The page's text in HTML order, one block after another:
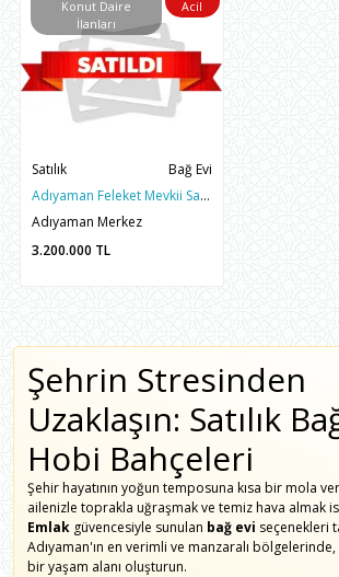
Konut Daire
İlanları
Acil
Satılık
Bağ Evi
Adıyaman Feleket Mevkii Satılık 1 Dönüm Bahçeli 3+1 Bağ Evi
Adıyaman Merkez
3.200.000 TL
Şehrin Stresinden
Uzaklaşın: Satılık
Hobi Bahçeleri
Şehir hayatının yoğun temposuna kısa bir mola
ailenizle toprakla uğraşmak ve temiz hava almak
Emlak güvencesiyle sunulan bağ evi seçenekleri
Adıyaman'ın en verimli ve manzaralı
bir yaşam alanı oluşturun.